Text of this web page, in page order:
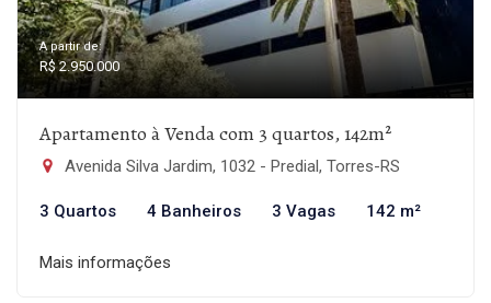
A partir de:
R$ 2.950.000
Apartamento à Venda com 3 quartos, 142m²
Avenida Silva Jardim, 1032 - Predial, Torres-RS
3 Quartos 4 Banheiros 3 Vagas 142 m²
Mais informações